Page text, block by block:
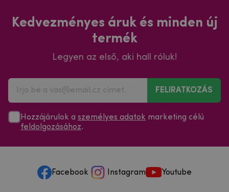
Kedvezményes áruk és minden új
termék
Legyen az első, aki hall róluk!
FELIRATKOZÁS
Hozzájárulok a személyes adatok marketing célú
feldolgozásához.
Facebook Instagram Youtube